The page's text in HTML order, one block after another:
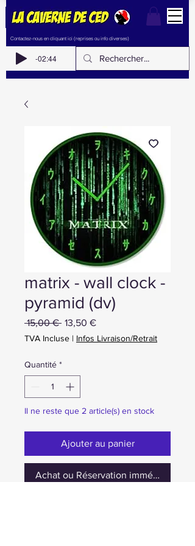
Contactez-nous en cliquant ici (reprises ou info diverses)
-02:44
matrix - wall clock -
pyramid (dv)
15,00 € Prix
13,50 €Prix
TVA Incluse | Infos Livraison/Retrait
Quantité *
Il ne reste que 2 article(s) en stock
Ajouter au panier
Achat ou Réservation immédiate